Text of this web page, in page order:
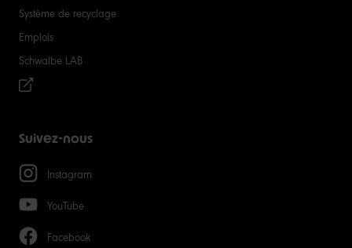
Système de recyclage
Emplois
Schwalbe LAB
Suivez-nous
Instagram
YouTube
Facebook